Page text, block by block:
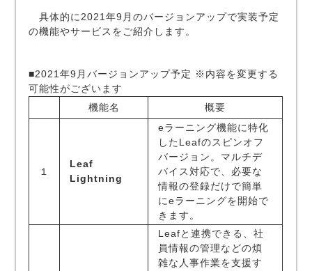
具体的に2021年9月のバージョンアップで実装予定
の機能やサービスをご紹介します。
■2021年9月バージョンアップ予定 ※内容を変更する
可能性がございます
機能名
概要
１
Leaf
Lightning
eラーニング機能に特化
したLeafのスピンオフ
バージョン。マルチデ
バイス対応で、必要な
情報の登録だけで簡単
にeラーニングを開始で
きます。
Leafと連携できる、社
員情報の管理などの煩
雑な人事作業を支援す